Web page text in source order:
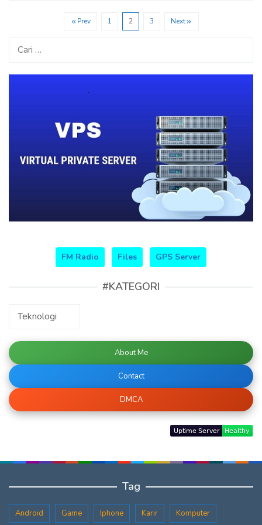
Prev 1 2 3 Next
Cari
FM Radio Files GPS Server
#KATEGORI
#KATEGORI
About Me
Contact
DMCA
Tag
Android Game Iphone Karir Komputer